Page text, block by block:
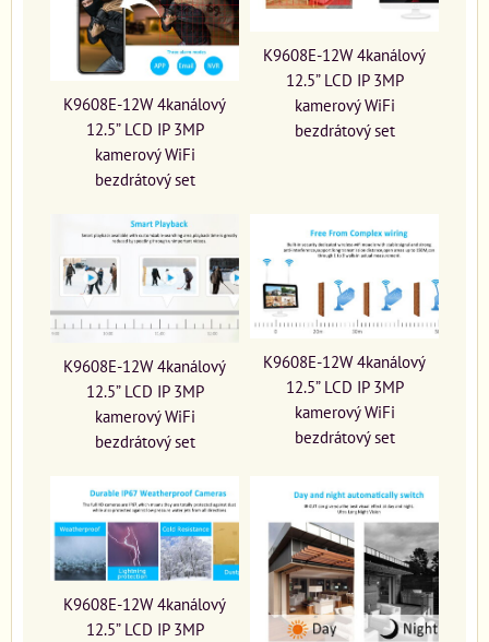
K9608E-12W 4kanálový
12.5” LCD IP 3MP
kamerový WiFi
bezdrátový set
K9608E-12W 4kanálový
12.5” LCD IP 3MP
kamerový WiFi
bezdrátový set
K9608E-12W 4kanálový
12.5” LCD IP 3MP
kamerový WiFi
bezdrátový set
K9608E-12W 4kanálový
12.5” LCD IP 3MP
kamerový WiFi
bezdrátový set
K9608E-12W 4kanálový
12.5” LCD IP 3MP